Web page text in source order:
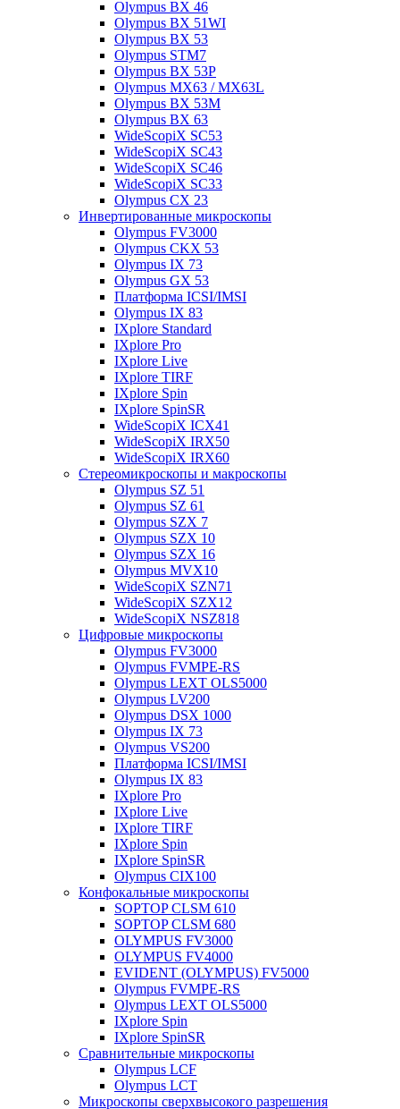
Olympus BX 46
Olympus BX 51WI
Olympus BX 53
Olympus STM7
Olympus BX 53P
Olympus MX63 / MX63L
Olympus BX 53M
Olympus BX 63
WideScopiX SC53
WideScopiX SC43
WideScopiX SC46
WideScopiX SC33
Olympus CX 23
Инвертированные микроскопы
Olympus FV3000
Olympus CKX 53
Olympus IX 73
Olympus GX 53
Платформа ICSI/IMSI
Olympus IX 83
IXplore Standard
IXplore Pro
IXplore Live
IXplore TIRF
IXplore Spin
IXplore SpinSR
WideScopiX ICX41
WideScopiX IRX50
WideScopiX IRX60
Стереомикроскопы и макроскопы
Olympus SZ 51
Olympus SZ 61
Olympus SZX 7
Olympus SZX 10
Olympus SZX 16
Olympus MVX10
WideScopiX SZN71
WideScopiX SZX12
WideScopiX NSZ818
Цифровые микроскопы
Olympus FV3000
Olympus FVMPE-RS
Olympus LEXT OLS5000
Olympus LV200
Olympus DSX 1000
Olympus IX 73
Olympus VS200
Платформа ICSI/IMSI
Olympus IX 83
IXplore Pro
IXplore Live
IXplore TIRF
IXplore Spin
IXplore SpinSR
Olympus CIX100
Конфокальные микроскопы
SOPTOP CLSM 610
SOPTOP CLSM 680
OLYMPUS FV3000
OLYMPUS FV4000
EVIDENT (OLYMPUS) FV5000
Olympus FVMPE-RS
Olympus LEXT OLS5000
IXplore Spin
IXplore SpinSR
Сравнительные микроскопы
Olympus LCF
Olympus LCT
Микроскопы сверхвысокого разрешения